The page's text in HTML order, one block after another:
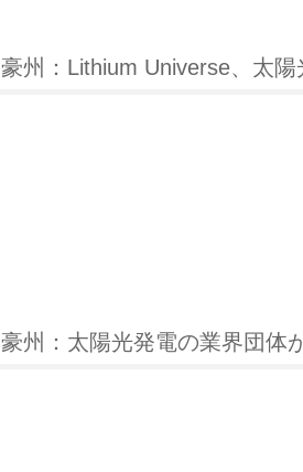
豪州：Lithium Universe、太
豪州：太陽光発電の業界団体